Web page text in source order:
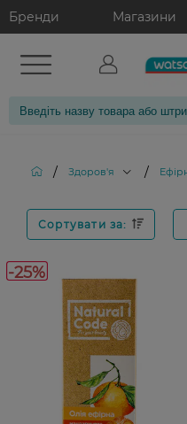
Бренди Магазини
/ Здоров'я /
Сортувати за:
-25%